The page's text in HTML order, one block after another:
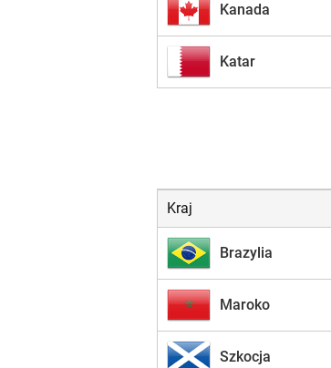
Kanada
Katar
Kraj
Brazylia
Maroko
Szkocja